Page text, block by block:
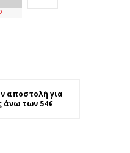
αποστολή για
άνω των 54€